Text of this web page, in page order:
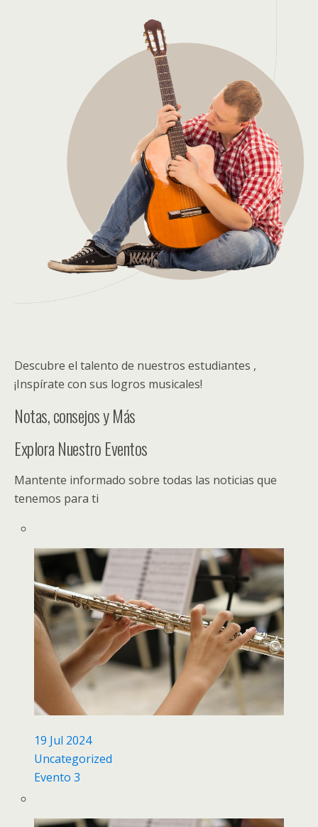
Descubre el talento de nuestros estudiantes ,
¡Inspírate con sus logros musicales!
Notas, consejos y Más
Explora Nuestro Eventos
Mantente informado sobre todas las noticias que
tenemos para ti
19 Jul 2024
Uncategorized
Evento 3